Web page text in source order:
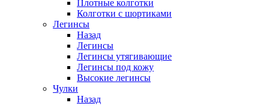
Плотные колготки
Колготки с шортиками
Легинсы
Назад
Легинсы
Легинсы утягивающие
Легинсы под кожу
Высокие легинсы
Чулки
Назад